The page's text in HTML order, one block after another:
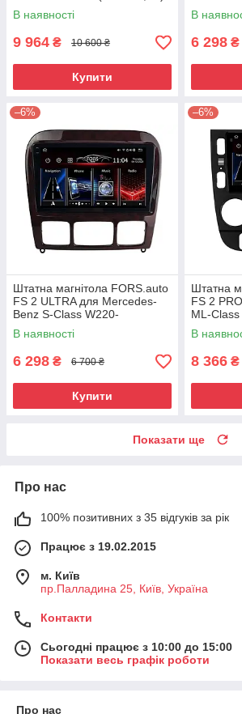
2006-2011
В наявності
9 964 ₴ 10 600 ₴
Купити
2004-2011
В
6 298 ₴
–6%
Штатна магнітола FORS.auto
FS 2 ULTRA для Mercedes-
Benz S-Class W220-
коричневий (2+32Gb, 9")
1998-2005
В наявності
6 298 ₴ 6 700 ₴
Купити
–6%
Штатна
FS 2
ML-
black)
В
8 366 ₴
Показати ще
Про нас
100% позитивних з 35 відгуків за рік
Працює з 19.02.2015
м. Київ
пр.Палладина 25, Київ, Україна
Контакти
Сьогодні працює з 10:00 до 15:00
Показати весь графік роботи
Про нас